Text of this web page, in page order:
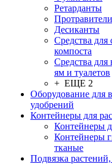
Ретарданты
Десиканты
Средства для
компоста
Средства
ям и туалетов
+ ЕЩЕ 2
Оборудование для
удобрений
Контейнеры для
Контейнеры
Контейнеры
тканые
Подвязка